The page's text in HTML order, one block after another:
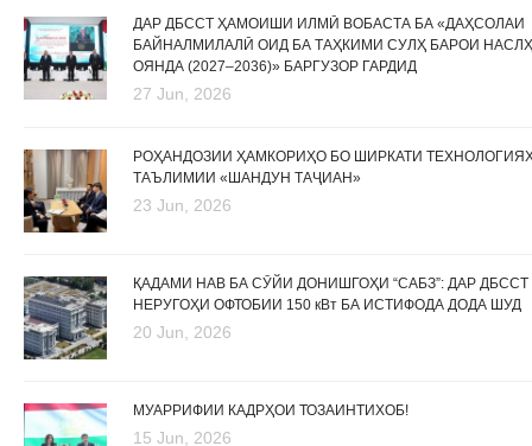
ДАР ДБССТ ҲАМОИШИ ИЛМӢ ВОБАСТА БА «ДАҲСОЛАИ
БАЙНАЛМИЛАЛӢ ОИД БА ТАҲКИМИ СУЛҲ БАРОИ
ОЯНДА (2027–2036)» БАРГУЗОР ГАРДИД
27 Jun, 2026
РОҲАНДОЗИИ ҲАМКОРИҲО БО ШИРКАТИ
ТАЪЛИМИИ «ШАНДУН ТАҶИАН»
23 Jun, 2026
ҚАДАМИ НАВ БА СӮЙИ ДОНИШГОҲИ “САБЗ”: ДАР ДБССТ
НЕРУГОҲИ ОФТОБИИ 150 кВт БА ИСТИФОДА ДОДА ШУД
20 Jun, 2026
МУАРРИФИИ КАДРҲОИ ТОЗАИНТИХОБ!
15 Jun, 2026